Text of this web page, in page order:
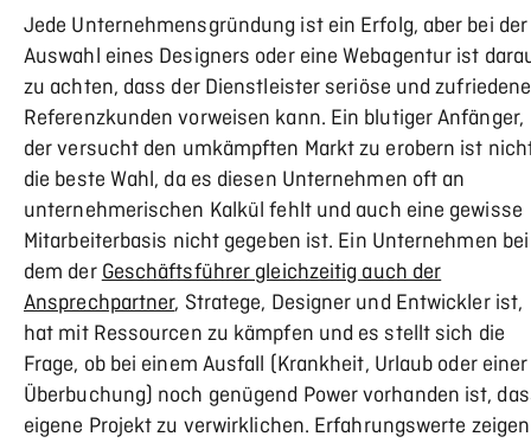
Jede Unternehmensgründung ist ein Erfolg, aber bei der
Auswahl eines Designers oder eine Webagentur ist
zu achten, dass der Dienstleister seriöse und zufriedene
Referenzkunden vorweisen kann. Ein blutiger Anfänger,
der versucht den umkämpften Markt zu erobern ist
die beste Wahl, da es diesen Unternehmen oft an
unternehmerischen Kalkül fehlt und auch eine gewisse
Mitarbeiterbasis nicht gegeben ist. Ein Unternehmen bei
dem derGeschäftsführer gleichzeitig auch der
Ansprechpartner, Stratege, Designer und Entwickler ist,
hat mit Ressourcen zu kämpfen und es stellt sich die
Frage, ob bei einem Ausfall (Krankheit, Urlaub oder einer
Überbuchung) noch genügend Power vorhanden ist,
eigene Projekt zu verwirklichen. Erfahrungswerte zeigen